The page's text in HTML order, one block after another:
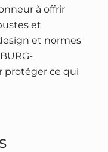
à offrir
et
et normes
protéger ce qui